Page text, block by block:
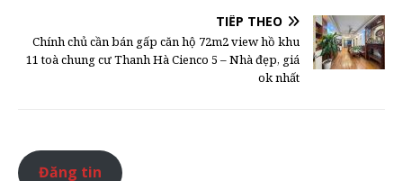
TIẾP THEO
Chính chủ cần bán gấp căn hộ 72m2 view hồ khu
11 toà chung cư Thanh Hà Cienco 5 – Nhà đẹp, giá
ok nhất
Đăng tin